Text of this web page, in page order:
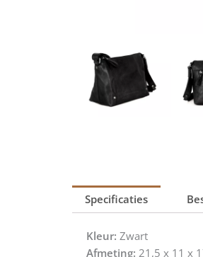
Specificaties
Kleur: Zwart
Afmeting: 21,5 x 11 x